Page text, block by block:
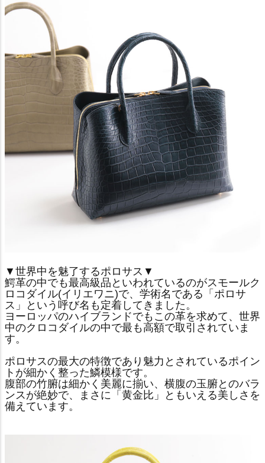
▼世界中を魅了するポロサス▼
鰐革の中でも最高級品といわれているのがスモールク
ロコダイル(イリエワニ)で、学術名である「ポロサ
ス」という呼び名も定着してきました。
ヨーロッパのハイブランドでもこの革を求めて、世界
中のクロコダイルの中で最も高額で取引されていま
す。
ポロサスの最大の特徴であり魅力とされているポイン
トが細かく整った鱗模様です。
腹部の竹腑は細かく美麗に揃い、横腹の玉腑とのバラ
ンスが絶妙で、まさに「黄金比」ともいえる美しさを
備えています。